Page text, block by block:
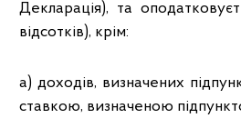
Декларація), та
відсотків), крім:
а) доходів, визначених
ставкою, визначеною